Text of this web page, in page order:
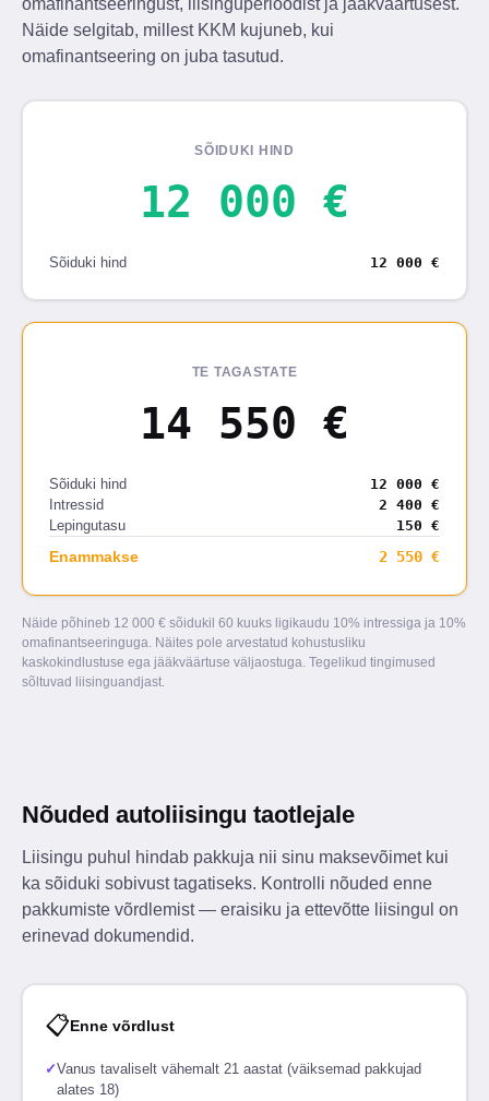
Näide selgitab, millest KKM kujuneb, kui
omafinantseering on juba tasutud.
SÕIDUKI HIND
12 000 €
Sõiduki hind 12 000 €
TE TAGASTATE
14 550 €
Sõiduki hind
12 000 €
Intressid
2 400 €
Lepingutasu
150 €
Enammakse 2 550 €
Näide põhineb 12 000 € sõidukil 60 kuuks ligikaudu 10% intressiga ja 10%
omafinantseeringuga. Näites pole arvestatud kohustusliku
kaskokindlustuse ega jääkväärtuse väljaostuga. Tegelikud tingimused
sõltuvad liisinguandjast.
Nõuded autoliisingu taotlejale
Liisingu puhul hindab pakkuja nii sinu maksevõimet kui
ka sõiduki sobivust tagatiseks. Kontrolli nõuded enne
pakkumiste võrdlemist — eraisiku ja ettevõtte liisingul on
erinevad dokumendid.
📋Enne võrdlust
✓Vanus tavaliselt vähemalt 21 aastat (väiksemad pakkujad
alates 18)